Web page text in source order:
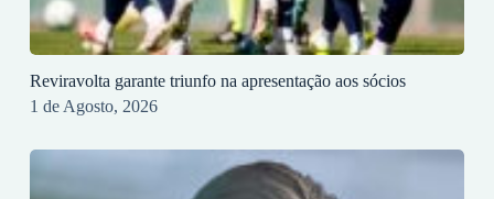
Reviravolta garante triunfo na apresentação aos sócios
1 de Agosto, 2026